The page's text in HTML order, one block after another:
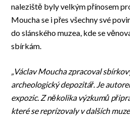
naleziště byly velkým přínosem
Moucha se i přes všechny své
do slánského muzea, kde se
sbírkám.
„Václav Moucha zpracoval
archeologický depozitář. Je
expozic. Z několika výzkumů
které se reprízovaly v dalších